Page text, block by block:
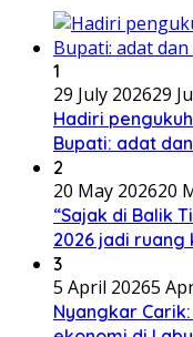
1
29 July 202629
Hadiri
Bupati: adat
2
20 May 202620
“Sajak di Balik
2026 jadi
3
5 April 20265
Nyangkar